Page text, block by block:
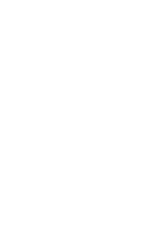
mudanças na
o Tombense